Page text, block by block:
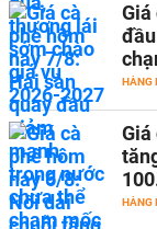
Giá
HÀNG
Giá
HÀNG